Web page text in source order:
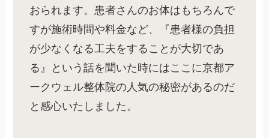
おられます。患者さんのお体はもちろんで
すが施術時間や料金など、『患者様の負担
が少なくなる工夫をすることが大切であ
る』という話を聞いた時にはここに京都ア
ークウェル整体院の人気の秘密があるのだ
と感心いたしました。